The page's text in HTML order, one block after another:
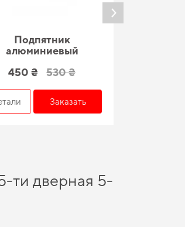
Подпятник
алюминиевый
450 ₴
530 ₴
Заказать
ти дверная 5-